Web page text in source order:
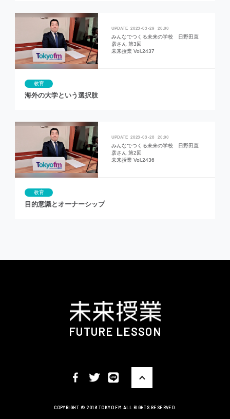
2023 03 29 20:00
みんなでつくる未来の学校 日野田直
彦さん 第3回
未来授業 Vol.2437
教育
海外の大学という選択肢
2023 03 28 20:00
みんなでつくる未来の学校 日野田直
彦さん 第2回
未来授業 Vol.2436
教育
目的意識とオーナーシップ
FUTURE LESSON
COPYRIGHT ©️ 2018 TOKYO FM ALL RIGHTS RESERVED.